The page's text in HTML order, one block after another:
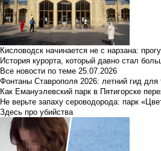
Кисловодск начинается не с нарзана:
История курорта, который давно стал
Все новости по теме 25.07.2026
Фонтаны Ставрополя 2026: летний гид
Как Емануэлевский парк в Пятигорске
Не верьте запаху сероводорода: парк
Здесь про убийства